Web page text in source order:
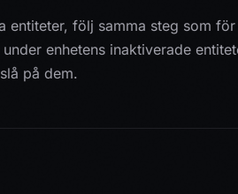
entiteter, följ samma steg som
enhetens inaktiverade
på dem.